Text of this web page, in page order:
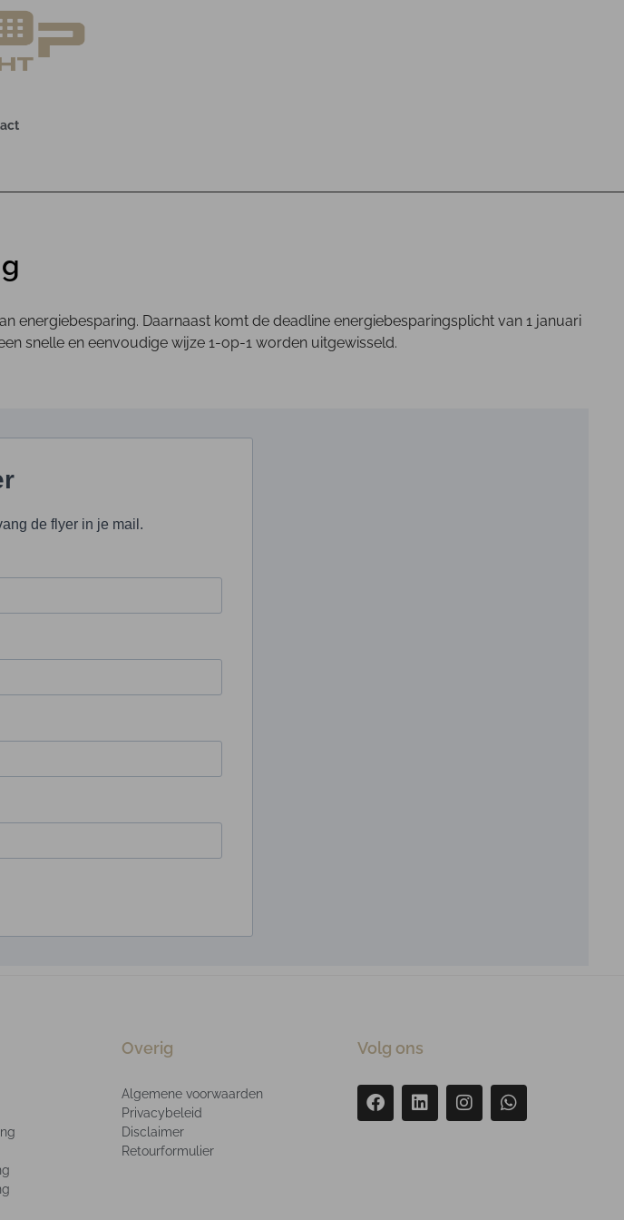
energiebesparing. Daarnaast komt de deadline energiebesparingsplicht van 1 januari
snelle en eenvoudige wijze 1-op-1 worden uitgewisseld.
de flyer in je mail.
Overig
Algemene voorwaarden
Privacybeleid
Disclaimer
Retourformulier
Volg ons